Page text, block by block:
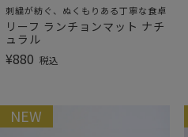
刺繍が紡ぐ、ぬくもりある丁寧な食卓
リーフ ランチョンマット ナチ
ュラル
¥880 税込
NEW